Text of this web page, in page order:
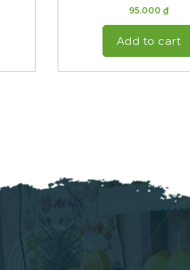
95.000 ₫
Add to cart